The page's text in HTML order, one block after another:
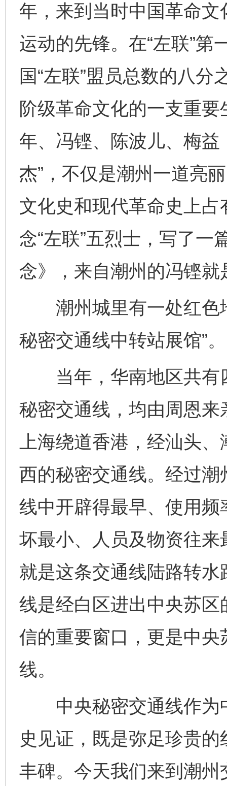
年，来到当时中国革命
运动的先锋。在“左联”
国“左联”盟员总数的八
阶级革命文化的一支重
年、冯铿、陈波儿、梅益
杰”，不仅是潮州一道亮
文化史和现代革命史上
念“左联”五烈士，写了
念》，来自潮州的冯铿就
潮州城里有一处红色
秘密交通线中转站展馆”。
当年，华南地区共有
秘密交通线，均由周恩
上海绕道香港，经汕头
西的秘密交通线。经过
线中开辟得最早、使用
坏最小、人员及物资往
就是这条交通线陆路转
线是经白区进出中央苏
信的重要窗口，更是中
线。
中央秘密交通线作为
史见证，既是弥足珍贵
丰碑。今天我们来到潮